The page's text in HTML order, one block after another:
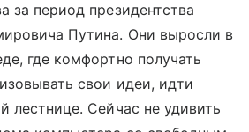
за период президентства
Путина. Они выросли в
где комфортно получать
свои идеи, идти
лестнице. Сейчас не удивить